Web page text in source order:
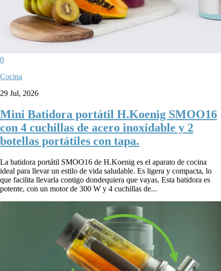
0
Cocina
29 Jul, 2026
Mini Batidora portátil H.Koenig SMOO16
con 4 cuchillas de acero inoxidable y 2
botellas portátiles con tapa.
La batidora portátil SMOO16 de H.Koenig es el aparato de cocina
ideal para llevar un estilo de vida saludable. Es ligera y compacta, lo
que facilita llevarla contigo dondequiera que vayas. Esta batidora es
potente, con un motor de 300 W y 4 cuchillas de...